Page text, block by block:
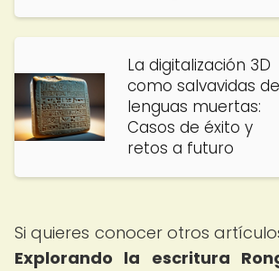
La digitalización 3D
como salvavidas de
lenguas muertas:
Casos de éxito y
retos a futuro
Si quieres conocer otros
Explorando la escritura